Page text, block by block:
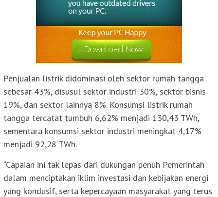
Penjualan listrik didominasi oleh sektor rumah tangga
sebesar 43%, disusul sektor industri 30%, sektor bisnis
19%, dan sektor lainnya 8%. Konsumsi listrik rumah
tangga tercatat tumbuh 6,62% menjadi 130,43 TWh,
sementara konsumsi sektor industri meningkat 4,17%
menjadi 92,28 TWh.
“Capaian ini tak lepas dari dukungan penuh Pemerintah
dalam menciptakan iklim investasi dan kebijakan energi
yang kondusif, serta kepercayaan masyarakat yang terus